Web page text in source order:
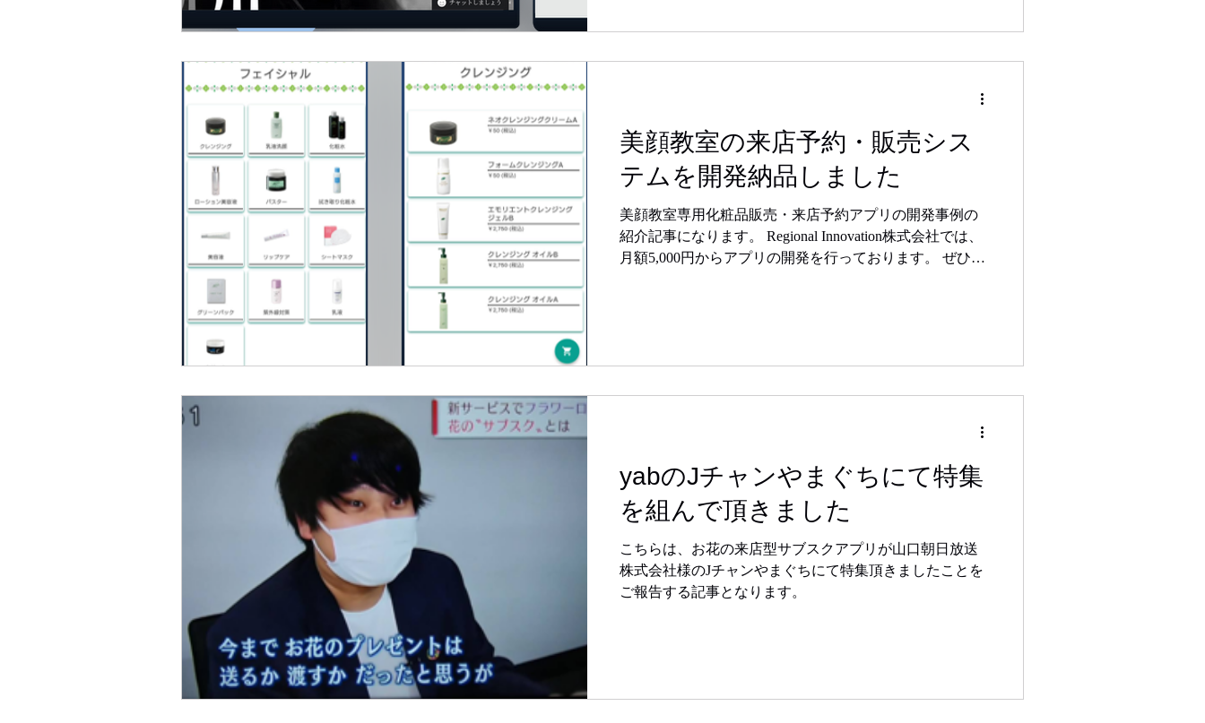
美顔教室の来店予約・販売シス
テムを開発納品しました
美顔教室専用化粧品販売・来店予約アプリの開発事例の
紹介記事になります。 Regional Innovation株式会社では、
月額5,000円からアプリの開発を行っております。 ぜひ、
yabのJチャンやまぐちにて特集
を組んで頂きました
こちらは、お花の来店型サブスクアプリが山口朝日放送
株式会社様のJチャンやまぐちにて特集頂きましたことを
ご報告する記事となります。